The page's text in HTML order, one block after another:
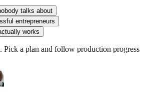
talks about
entrepreneurs
works
Pick a plan and follow production progress